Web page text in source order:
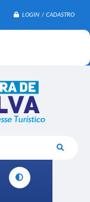
LOGIN / CADASTRO